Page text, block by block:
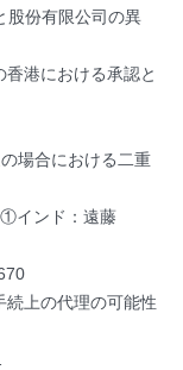
股份有限公司の異
港における承認と
場合における二重
①インド：遠藤
上の代理の可能性